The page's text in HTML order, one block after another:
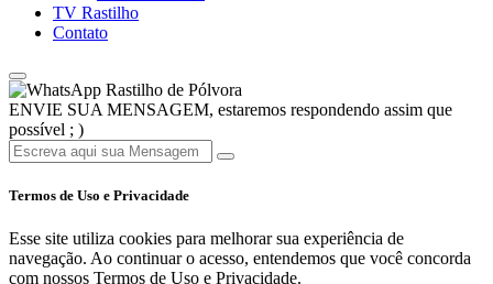
TV Rastilho
Contato
Rastilho de Pólvora
ENVIE SUA MENSAGEM, estaremos respondendo assim que
possível ; )
Termos de Uso e Privacidade
Esse site utiliza cookies para melhorar sua experiência de
navegação. Ao continuar o acesso, entendemos que você concorda
com nossos Termos de Uso e Privacidade.